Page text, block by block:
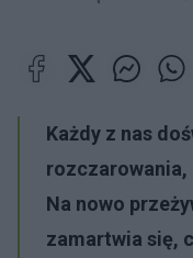
Każdy z nas
Na nowo
zamartwia się,